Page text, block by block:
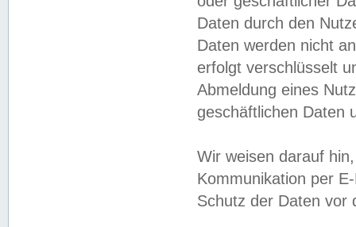
Daten durch den
Daten werden nicht
erfolgt verschlüsselt
Abmeldung eines
geschäftlichen Daten
Wir weisen darauf
Kommunikation per
Schutz der Daten vor